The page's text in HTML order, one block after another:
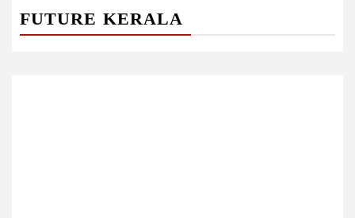
FUTURE KERALA